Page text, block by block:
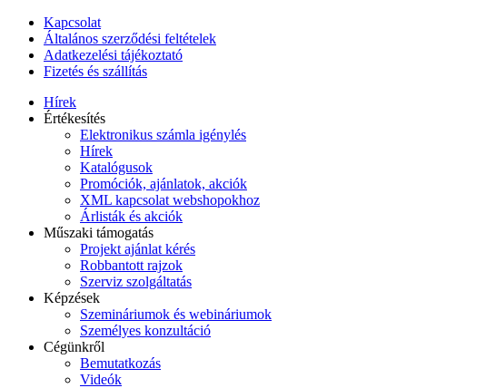
Kapcsolat
Általános szerződési feltételek
Adatkezelési tájékoztató
Fizetés és szállítás
Hírek
Értékesítés
Elektronikus számla igénylés
Hírek
Katalógusok
Promóciók, ajánlatok, akciók
XML kapcsolat webshopokhoz
Árlisták és akciók
Műszaki támogatás
Projekt ajánlat kérés
Robbantott rajzok
Szerviz szolgáltatás
Képzések
Szemináriumok és webináriumok
Személyes konzultáció
Cégünkről
Bemutatkozás
Videók